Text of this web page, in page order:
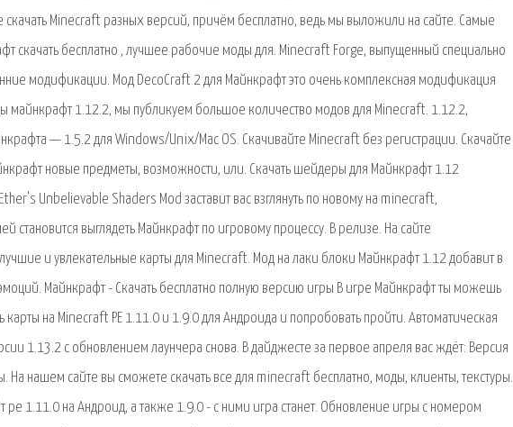
Minecraft разных версий, причём бесплатно, ведь мы выложили на сайте. Самые
скачать бесплатно , лучшее рабочие моды для. Minecraft Forge, выпущенный специально
модификации. Мод DecoCraft 2 для Майнкрафт это очень комплексная модификация
майнкрафт 1.12.2, мы публикуем большое количество модов для Minecraft. 1.12.2,
— 1.5.2 для Windows/Unix/Mac OS. Скачивайте Minecraft без регистрации. Скачайте
новые предметы, возможности, или. Скачать шейдеры для Майнкрафт 1.12
Unbelievable Shaders Mod заставит вас взглянуть по новому на minecraft,
становится выглядеть Майнкрафт по игровому процессу. В релизе. На сайте
и увлекательные карты для Minecraft. Мод на лаки блоки Майнкрафт 1.12 добавит в
Майнкрафт - Скачать бесплатно полную версию игры В игре Майнкрафт ты можешь
карты на Minecraft PE 1.11.0 и 1.9.0 для Андроида и попробовать пройти. Автоматическая
1.13.2 с обновлением лаунчера снова. В дайджесте за первое апреля вас ждёт: Версия
нашем сайте вы сможете скачать все для minecraft бесплатно, моды, клиенты, текстуры.
pe 1.11.0 на Андроид, а также 1.9.0 - с ними игра станет. Обновление игры с номером